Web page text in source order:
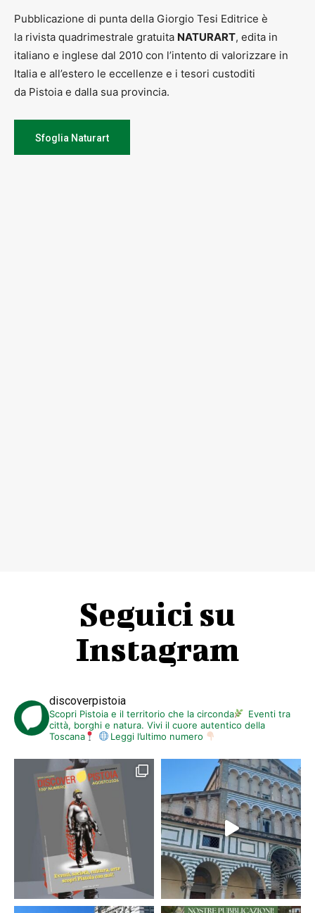
Pubblicazione di punta della Giorgio Tesi Editrice è
la rivista quadrimestrale gratuita NATURART, edita in
italiano e inglese dal 2010 con l’intento di valorizzare in
Italia e all’estero le eccellenze e i tesori custoditi
da Pistoia e dalla sua provincia.
Sfoglia Naturart
Seguici su
Instagram
discoverpistoia
Scopri Pistoia e il territorio che la circonda
Eventi tra
città, borghi e natura. Vivi il cuore autentico della
Toscana
Leggi l’ultimo numero